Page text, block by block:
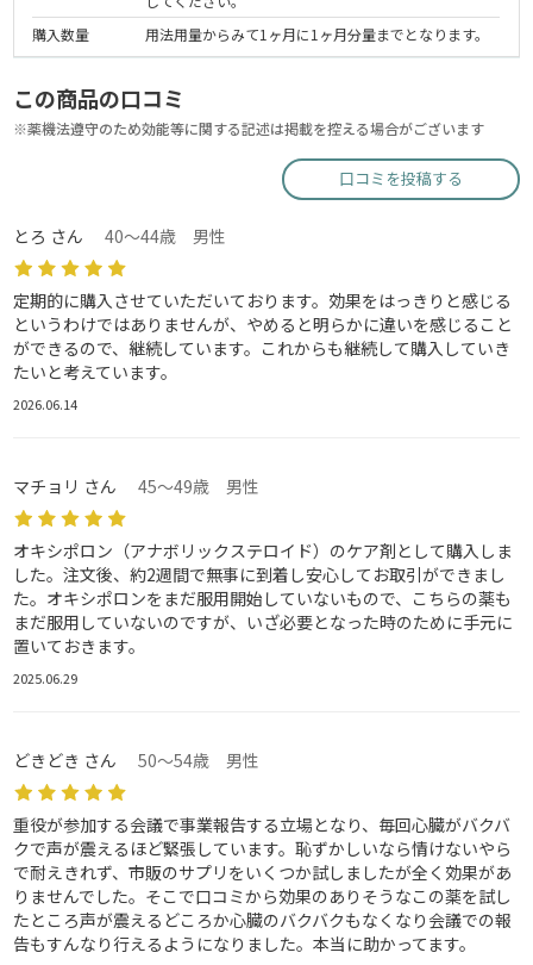
購入数量
用法用量からみて1ヶ月に1ヶ月分量までとなります。
この商品の口コミ
※薬機法遵守のため効能等に関する記述は掲載を控える場合がございます
口コミを投稿する
とろ さん 40～44歳 男性
定期的に購入させていただいております。効果をはっきりと感じる
というわけではありませんが、やめると明らかに違いを感じること
ができるので、継続しています。これからも継続して購入していき
たいと考えています。
2026.06.14
マチョリ さん 45～49歳 男性
オキシポロン（アナボリックステロイド）のケア剤として購入しま
した。注文後、約2週間で無事に到着し安心してお取引ができまし
た。オキシポロンをまだ服用開始していないもので、こちらの薬も
まだ服用していないのですが、いざ必要となった時のために手元に
置いておきます。
2025.06.29
どきどき さん 50～54歳 男性
重役が参加する会議で事業報告する立場となり、毎回心臓がバクバ
クで声が震えるほど緊張しています。恥ずかしいなら情けないやら
で耐えきれず、市販のサプリをいくつか試しましたが全く効果があ
りませんでした。そこで口コミから効果のありそうなこの薬を試し
たところ声が震えるどころか心臓のバクバクもなくなり会議での報
告もすんなり行えるようになりました。本当に助かってます。